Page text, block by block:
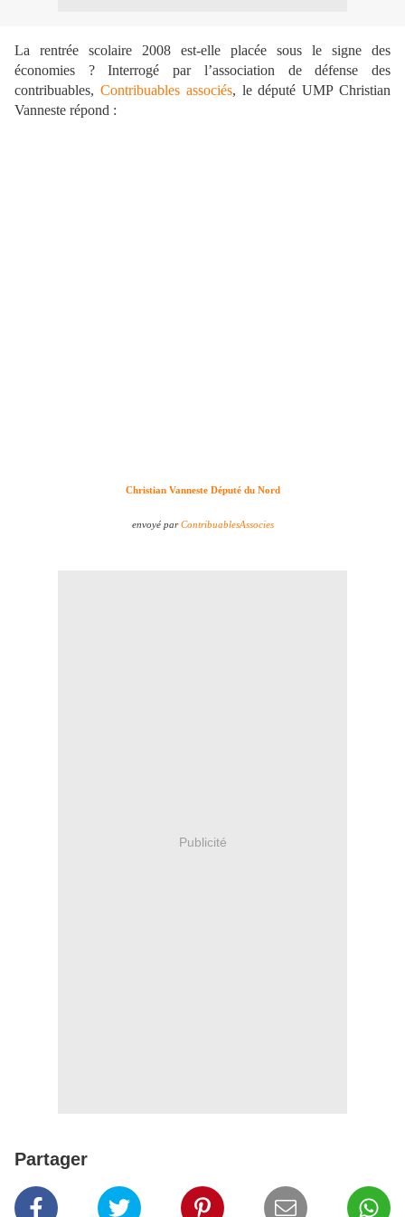
La rentrée scolaire 2008 est-elle placée sous le signe des
économies ? Interrogé par l’association de défense des
contribuables, Contribuables associés, le député UMP Christian
Vanneste répond :
Christian Vanneste Député du Nord
envoyé parContribuablesAssocies
Publicité
Partager